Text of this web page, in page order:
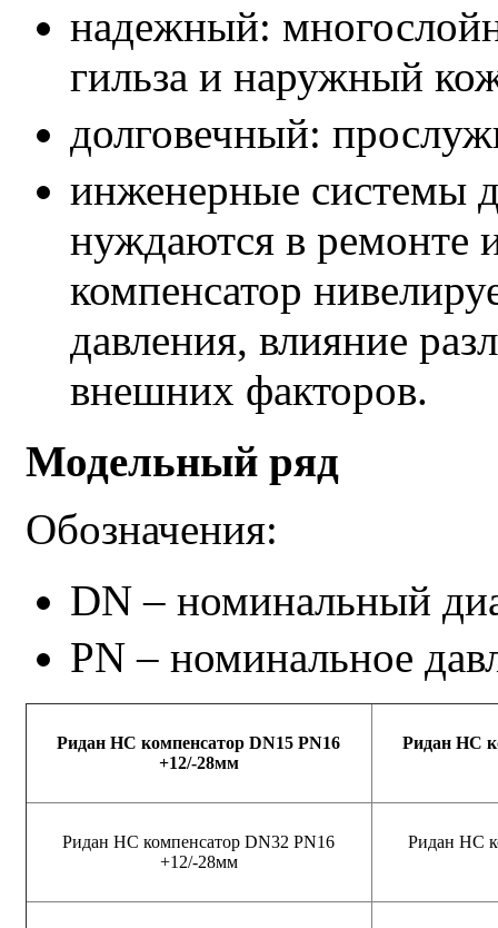
надежный:
гильза и наружный
долговечный:
инженерные системы
нуждаются в ремонте
компенсатор
давления, влияние
внешних факторов.
Модельный ряд
Обозначения:
DN – номинальный
PN – номинальное
Ридан НС компенсатор DN15 PN16
+12/-28мм
Ридан НС
Ридан НС компенсатор DN32 PN16
+12/-28мм
Ридан НС